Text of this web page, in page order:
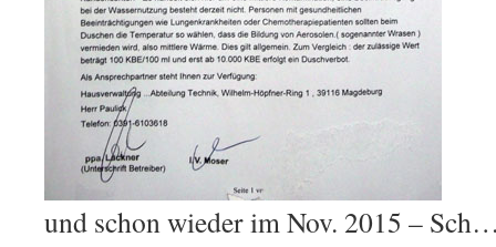
und schon wieder im Nov. 2015 –